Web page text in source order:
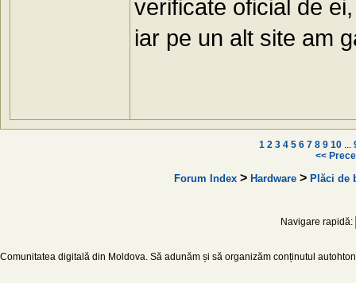
verificate oficial de
iar pe un alt site am
1 2 3 4 5 6 7 8 9 10 ...
<<
Forum Index> Hardware> Plăci de
Navigare rapidă:
Comunitatea digitală din Moldova. Să adunăm și să organizăm conținutul